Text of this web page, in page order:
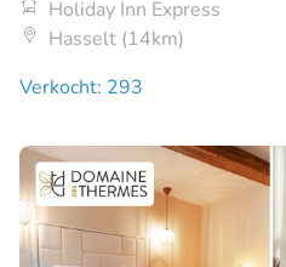
Holiday Inn Express
Hasselt (14km)
Verkocht: 293